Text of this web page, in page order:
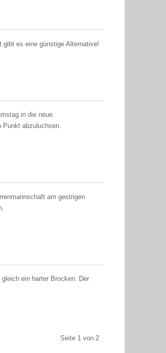
es eine günstige Alternative!
in die neue
Punkt abzuluchsen.
am gestrigen
ein harter Brocken. Der
Seite 1 von 2